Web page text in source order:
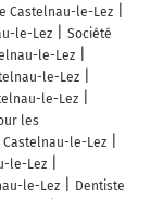
Castelnau-le-Lez
le-Lez
Société
le-Lez
le-Lez
le-Lez
les
Castelnau-le-Lez
le-Lez
le-Lez
Dentiste